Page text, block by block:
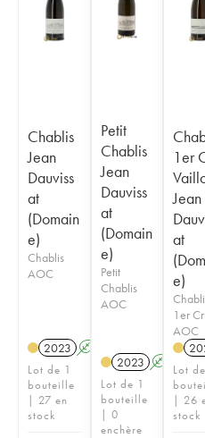
Chablis
Jean
Dauviss
at
(Domain
e)
Chablis
AOC
2023 A
Lot de 1
bouteille
| 27 en
stock
Petit
Chablis
Jean
Dauviss
at
(Domain
e)
Petit
Chablis
AOC
2023 A
Lot de 1
bouteille
| 0
enchère
1er
Jean
at
e)
1er
AOC
Lot
| 26
stock